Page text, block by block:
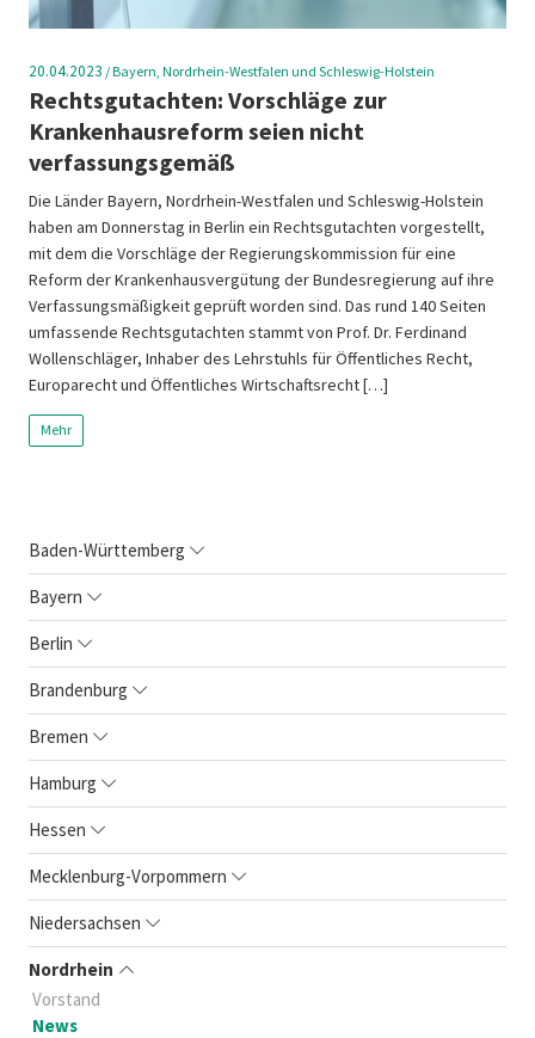
20.04.2023 /Bayern, Nordrhein-Westfalen und Schleswig-Holstein
Rechtsgutachten: Vorschläge zur
Krankenhausreform seien nicht
verfassungsgemäß
Die Länder Bayern, Nordrhein-Westfalen und Schleswig-Holstein
haben am Donnerstag in Berlin ein Rechtsgutachten vorgestellt,
mit dem die Vorschläge der Regierungskommission für eine
Reform der Krankenhausvergütung der Bundesregierung auf ihre
Verfassungsmäßigkeit geprüft worden sind. Das rund 140 Seiten
umfassende Rechtsgutachten stammt von Prof. Dr. Ferdinand
Wollenschläger, Inhaber des Lehrstuhls für Öffentliches Recht,
Europarecht und Öffentliches Wirtschaftsrecht […]
Mehr
Baden-Württemberg
Bayern
Berlin
Brandenburg
Bremen
Hamburg
Hessen
Mecklenburg-Vorpommern
Niedersachsen
Nordrhein
Vorstand
News